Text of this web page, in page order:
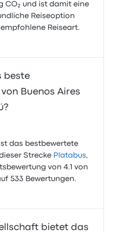
CO₂ und ist damit eine
Reiseoption
Reiseart.
beste
Buenos Aires
das bestbewertete
Strecke Platabus,
von 4.1 von
533 Bewertungen.
bietet das